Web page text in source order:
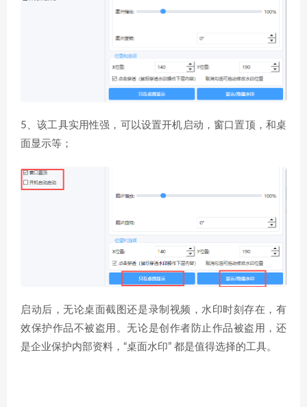
5、该工具实用性强，可以设置开机启动，窗口置顶，和桌
面显示等；
启动后，无论桌面截图还是录制视频，水印时刻存在，有
效保护作品不被盗用。无论是创作者防止作品被盗用，还
是企业保护内部资料，“桌面水印” 都是值得选择的工具。